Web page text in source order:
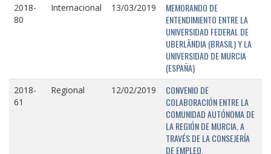
2018-
80
Internacional 13/03/2019
MEMORANDO DE
ENTENDIMIENTO ENTRE LA
UNIVERSIDAD FEDERAL DE
UBERLÂNDIA (BRASIL) Y LA
UNIVERSIDAD DE MURCIA
(ESPAÑA)
2018-
61
Regional 12/02/2019
CONVENIO DE
COLABORACIÓN ENTRE LA
COMUNIDAD AUTÓNOMA DE
LA REGIÓN DE MURCIA, A
TRAVÉS DE LA CONSEJERÍA
DE EMPLEO,